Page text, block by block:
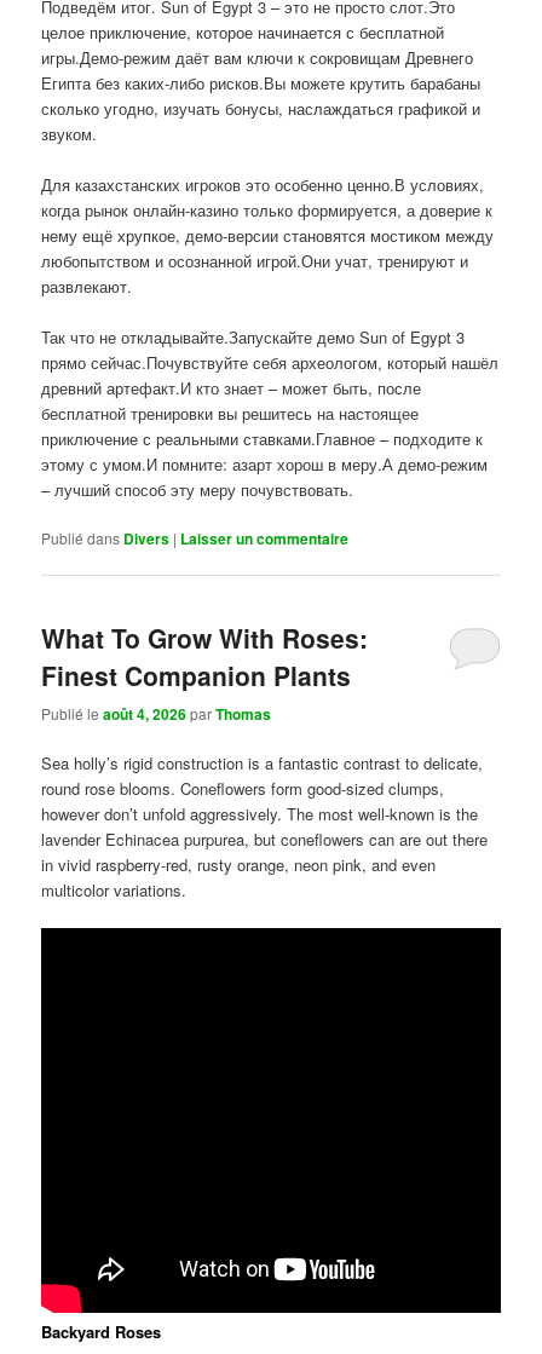
Подведём итог. Sun of Egypt 3 – это не просто слот.Это
целое приключение, которое начинается с бесплатной
игры.Демо-режим даёт вам ключи к сокровищам Древнего
Египта без каких-либо рисков.Вы можете крутить барабаны
сколько угодно, изучать бонусы, наслаждаться графикой и
звуком.
Для казахстанских игроков это особенно ценно.В условиях,
когда рынок онлайн-казино только формируется, а доверие к
нему ещё хрупкое, демо-версии становятся мостиком между
любопытством и осознанной игрой.Они учат, тренируют и
развлекают.
Так что не откладывайте.Запускайте демо Sun of Egypt 3
прямо сейчас.Почувствуйте себя археологом, который нашёл
древний артефакт.И кто знает – может быть, после
бесплатной тренировки вы решитесь на настоящее
приключение с реальными ставками.Главное – подходите к
этому с умом.И помните: азарт хорош в меру.А демо-режим
– лучший способ эту меру почувствовать.
Publié dans Divers | Laisser un commentaire
What To Grow With Roses:
Finest Companion Plants
Publié leaoût 4, 2026parThomas
Sea holly’s rigid construction is a fantastic contrast to delicate,
round rose blooms. Coneflowers form good-sized clumps,
however don’t unfold aggressively. The most well-known is the
lavender Echinacea purpurea, but coneflowers can are out there
in vivid raspberry-red, rusty orange, neon pink, and even
multicolor variations.
Backyard Roses